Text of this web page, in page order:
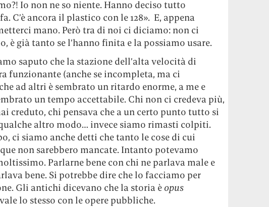
Io non ne so niente. Hanno deciso tutto
C’è ancora il plastico con le 128». E, appena
mano. Però tra di noi ci diciamo: non ci
è già tanto se l’hanno finita e la possiamo usare.
saputo che la stazione dell’alta velocità di
funzionante (anche se incompleta, ma ci
ad altri è sembrato un ritardo enorme, a me e
un tempo accettabile. Chi non ci credeva più,
creduto, chi pensava che a un certo punto tutto si
altro modo… invece siamo rimasti colpiti.
ci siamo anche detti che tanto le cose di cui
non sarebbero mancate. Intanto potevamo
Parlarne bene con chi ne parlava male e
bene. Si potrebbe dire che lo facciamo per
Gli antichi dicevano che la storia è opus
lo stesso con le opere pubbliche.